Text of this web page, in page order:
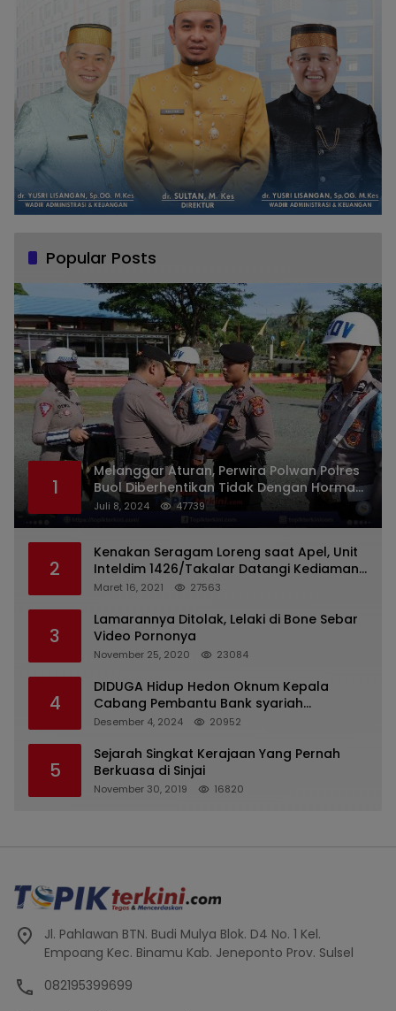
Popular Posts
1
Melanggar Aturan, Perwira Polwan Polres
Buol Diberhentikan Tidak Dengan Hormat
Dari Dinas Kepolisian
Juli 8, 2024 47739
2
Kenakan Seragam Loreng saat Apel, Unit
Inteldim 1426/Takalar Datangi Kediaman
Kasatpol PP
Maret 16, 2021 27563
3
Lamarannya Ditolak, Lelaki di Bone Sebar
Video Pornonya
November 25, 2020 23084
4
DIDUGA Hidup Hedon Oknum Kepala
Cabang Pembantu Bank syariah
Indonesia Unit Hasan Basri di Banjarmasin
Milyaran Rupiah dan Bilyet Giro Tidak
Terdaftar, OJK Kalsel : Bertemu Tanggal 11
Desember 4, 2024 20952
5
Sejarah Singkat Kerajaan Yang Pernah
Berkuasa di Sinjai
November 30, 2019 16820
Jl. Pahlawan BTN. Budi Mulya Blok. D4 No. 1 Kel.
Empoang Kec. Binamu Kab. Jeneponto Prov. Sulsel
082195399699